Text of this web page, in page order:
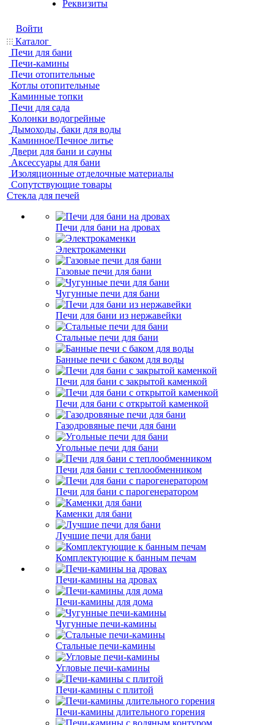
Реквизиты
Войти
Каталог
Печи для бани
Печи-камины
Печи отопительные
Котлы отопительные
Каминные топки
Печи для сада
Колонки водогрейные
Дымоходы, баки для воды
Каминное/Печное литье
Двери для бани и сауны
Аксессуары для бани
Изоляционные отделочные материалы
Сопутствующие товары
Стекла для печей
Печи для бани на дровах
Электрокаменки
Газовые печи для бани
Чугунные печи для бани
Печи для бани из нержавейки
Стальные печи для бани
Банные печи с баком для воды
Печи для бани с закрытой каменкой
Печи для бани с открытой каменкой
Газодровяные печи для бани
Угольные печи для бани
Печи для бани с теплообменником
Печи для бани с парогенератором
Каменки для бани
Лучшие печи для бани
Комплектующие к банным печам
Печи-камины на дровах
Печи-камины для дома
Чугунные печи-камины
Стальные печи-камины
Угловые печи-камины
Печи-камины с плитой
Печи-камины длительного горения